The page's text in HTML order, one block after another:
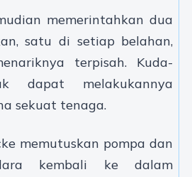
memerintahkan dua
satu di setiap belahan,
terpisah. Kuda-
dapat melakukannya
sekuat tenaga.
memutuskan pompa dan
kembali ke dalam